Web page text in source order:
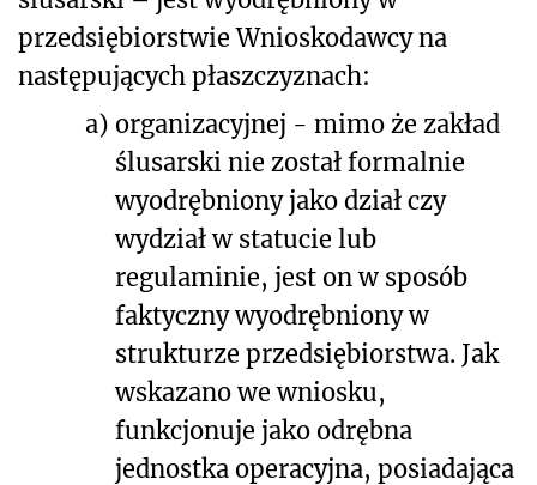
przedsiębiorstwie Wnioskodawcy na
następujących płaszczyznach:
a) organizacyjnej - mimo że zakład
ślusarski nie został formalnie
wyodrębniony jako dział czy
wydział w statucie lub
regulaminie, jest on w sposób
faktyczny wyodrębniony w
strukturze przedsiębiorstwa. Jak
wskazano we wniosku,
funkcjonuje jako odrębna
jednostka operacyjna, posiadająca